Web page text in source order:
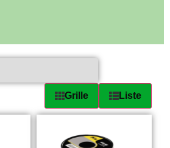
Grille Liste